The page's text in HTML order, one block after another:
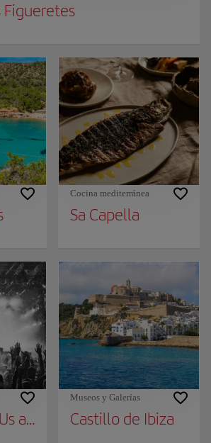
Figueretes
Cocina mediterránea
Sa Capella
and Mahmut Orhan
Museos y Galerías
Castillo de Ibiza